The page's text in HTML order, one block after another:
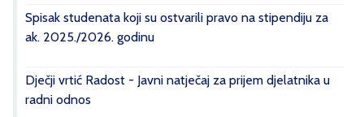
Spisak studenata koji su ostvarili pravo na stipendiju za
ak. 2025./2026. godinu
Dječji vrtić Radost - Javni natječaj za prijem djelatnika u
radni odnos